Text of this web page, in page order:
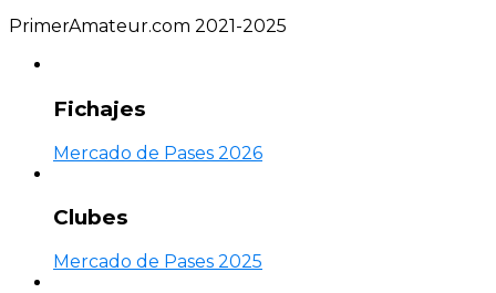
PrimerAmateur.com 2021-2025
Fichajes
Mercado de Pases 2026
Clubes
Mercado de Pases 2025